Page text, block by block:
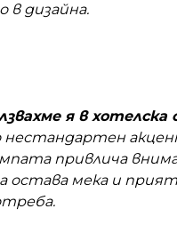
в дизайна.
я в хотелска
нестандартен
привлича
остава мека и